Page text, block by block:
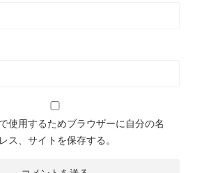
使用するためブラウザーに自分の名
ス、サイトを保存する。